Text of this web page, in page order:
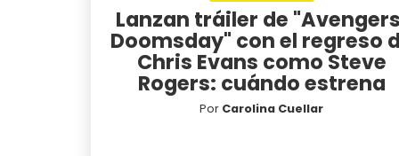
Lanzan tráiler de
Doomsday" con el regreso
Chris Evans como Steve
Rogers: cuándo estrena
Por Carolina Cuellar